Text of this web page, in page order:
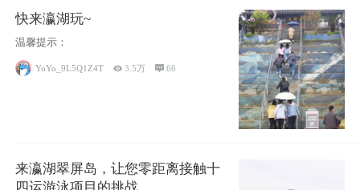
快来瀛湖玩~
温馨提示：
YoYo_9L5Q1Z4T  3.5万 66
来瀛湖翠屏岛，让您零距离接触十